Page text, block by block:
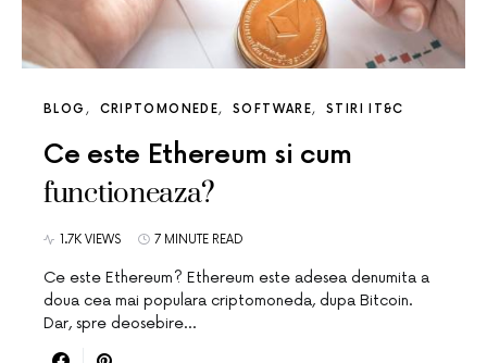
BLOG CRIPTOMONEDE SOFTWARE STIRI IT&C
Ce este Ethereum si cum
functioneaza?
1.7K VIEWS 7 MINUTE READ
Ce este Ethereum? Ethereum este adesea denumita a
doua cea mai populara criptomoneda, dupa Bitcoin.
Dar, spre deosebire…